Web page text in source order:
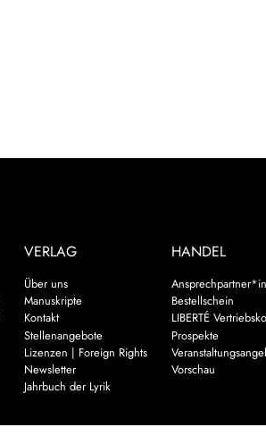
VERLAG
Über uns
Manuskripte
Kontakt
Stellenangebote
Lizenzen | Foreign Rights
Newsletter
Jahrbuch der Lyrik
HANDEL
Bestellschein
LIBERTÉ
Prospekte
Vorschau